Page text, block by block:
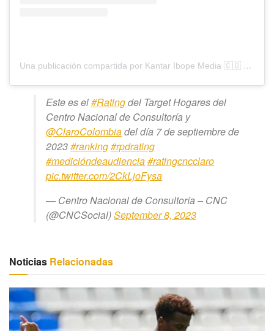
Una publicación compartida por Kantar Ibope Media 🇨🇴 (@rating_colombia_00)
Este es el#Ratingdel Target Hogares del
Centro Nacional de Consultoría y
@ClaroColombiadel día 7 de septiembre de
2023#ranking#rpdrating
#medicióndeaudiencia#ratingcncclaro
pic.twitter.com/2CkLjoFysa
— Centro Nacional de Consultoría – CNC
(@CNCSocial)September 8, 2023
Noticias Relacionadas